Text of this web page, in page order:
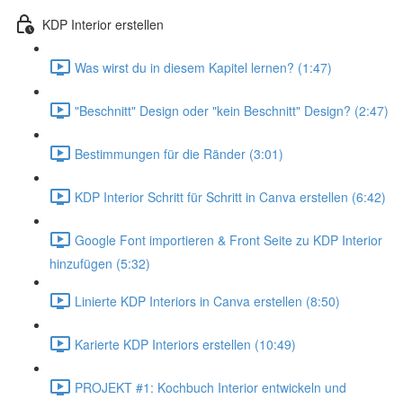
KDP Interior erstellen
Was wirst du in diesem Kapitel lernen? (1:47)
"Beschnitt" Design oder "kein Beschnitt" Design? (2:47)
Bestimmungen für die Ränder (3:01)
KDP Interior Schritt für Schritt in Canva erstellen (6:42)
Google Font importieren & Front Seite zu KDP Interior
hinzufügen (5:32)
Linierte KDP Interiors in Canva erstellen (8:50)
Karierte KDP Interiors erstellen (10:49)
PROJEKT #1: Kochbuch Interior entwickeln und